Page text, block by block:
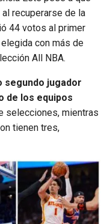
recuperarse de la
44 votos al primer
con más de
All NBA.
segundo jugador
de los equipos
selecciones, mientras
tienen tres,